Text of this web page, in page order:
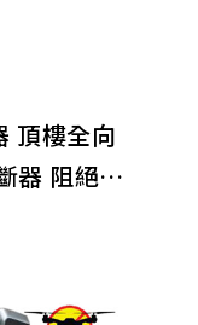
頂樓全向
器 阻絕器